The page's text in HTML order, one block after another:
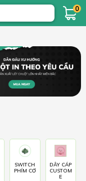
0
SWITCH
PHÍM CƠ
DÂY CÁP
CUSTOM
E